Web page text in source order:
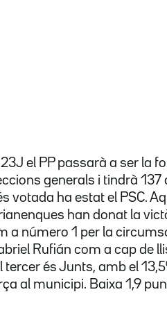
el PP passarà a ser la
generals i tindrà
votada ha estat el PSC.
han donat la
a número 1 per la
Rufián com a cap de
tercer és Junts, amb el
al municipi. Baixa 1,9